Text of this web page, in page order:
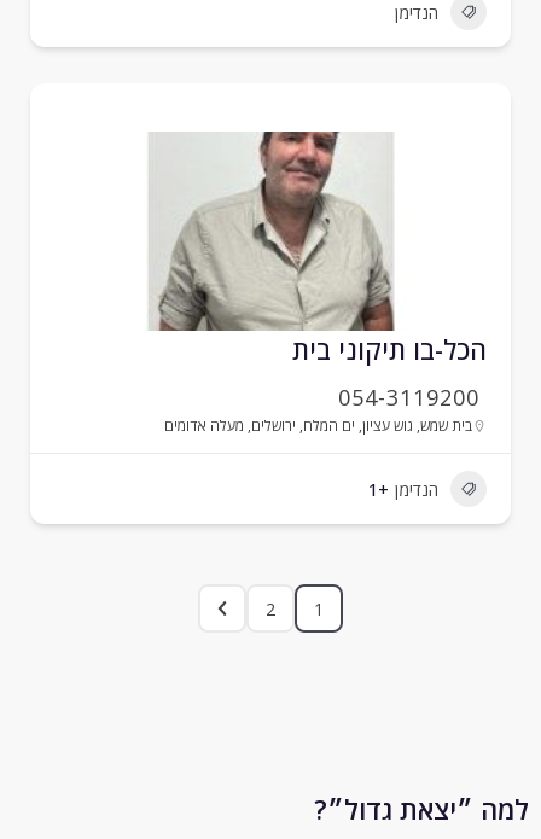
גדול״?
הנדימן
בו תיקוני בית
054-3119200
בית שמש,גוש עציון, ים המלח, ירושלים,מעלה אדומים
הנדימן